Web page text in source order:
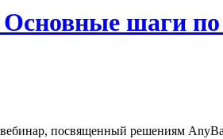
шаги по
посвященный решениям